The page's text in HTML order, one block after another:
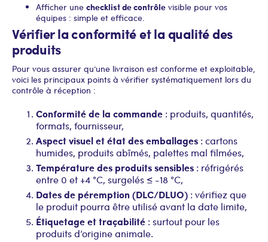
Afficher une checklist de contrôle visible pour vos
équipes : simple et efficace.
Vérifier la conformité et la qualité des
produits
Pour vous assurer qu’une livraison est conforme et exploitable,
voici les principaux points à vérifier systématiquement lors du
contrôle à réception :
Conformité de la commande : produits, quantités,
formats, fournisseur,
Aspect visuel et état des emballages : cartons
humides, produits abîmés, palettes mal filmées,
Température des produits sensibles : réfrigérés
entre 0 et +4 °C, surgelés ≤ -18 °C,
Dates de péremption (DLC/DLUO) : vérifiez que
le produit pourra être utilisé avant la date limite,
Étiquetage et traçabilité : surtout pour les
produits d’origine animale.